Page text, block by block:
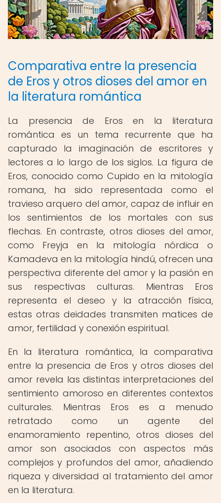
Comparativa entre la presencia
de Eros y otros dioses del amor en
la literatura romántica
La presencia de Eros en la literatura
romántica es un tema recurrente que ha
capturado la imaginación de escritores y
lectores a lo largo de los siglos. La figura de
Eros, conocido como Cupido en la mitología
romana, ha sido representada como el
travieso arquero del amor, capaz de influir en
los sentimientos de los mortales con sus
flechas. En contraste, otros dioses del amor,
como Freyja en la mitología nórdica o
Kamadeva en la mitología hindú, ofrecen una
perspectiva diferente del amor y la pasión en
sus respectivas culturas. Mientras Eros
representa el deseo y la atracción física,
estas otras deidades transmiten matices de
amor, fertilidad y conexión espiritual.
En la literatura romántica, la comparativa
entre la presencia de Eros y otros dioses del
amor revela las distintas interpretaciones del
sentimiento amoroso en diferentes contextos
culturales. Mientras Eros es a menudo
retratado como un agente del
enamoramiento repentino, otros dioses del
amor son asociados con aspectos más
complejos y profundos del amor, añadiendo
riqueza y diversidad al tratamiento del amor
en la literatura.